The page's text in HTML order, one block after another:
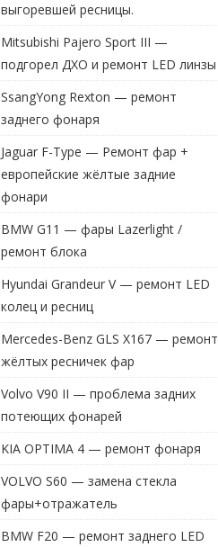
выгоревшей ресницы.
Mitsubishi Pajero Sport III —
подгорел ДХО и ремонт LED линзы
SsangYong Rexton — ремонт
заднего фонаря
Jaguar F-Type — Ремонт фар +
европейские жёлтые задние
фонари
BMW G11 — фары Lazerlight /
ремонт блока
Hyundai Grandeur V — ремонт LED
колец и ресниц
Mercedes-Benz GLS X167 — ремонт
жёлтых ресничек фар
Volvo V90 II — проблема задних
потеющих фонарей
KIA OPTIMA 4 — ремонт фонаря
VOLVO S60 — замена стекла
фары+отражатель
BMW F20 — ремонт заднего LED